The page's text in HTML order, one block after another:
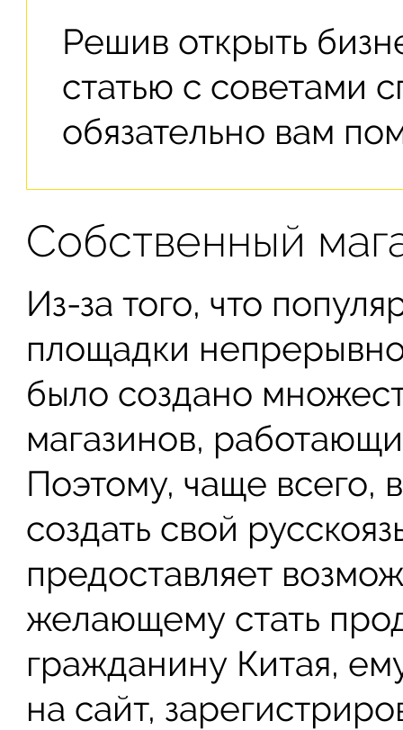
Решив открыть
статью с советами
обязательно вам
Собственный
Из-за того, что
площадки
было создано
магазинов,
Поэтому, чаще всего,
создать свой
предоставляет
желающему стать
гражданину Китая,
на сайт,